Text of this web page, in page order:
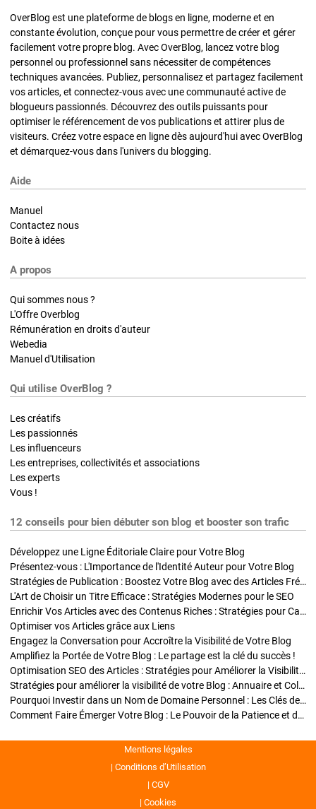
OverBlog est une plateforme de blogs en ligne, moderne et en
constante évolution, conçue pour vous permettre de créer et gérer
facilement votre propre blog. Avec OverBlog, lancez votre blog
personnel ou professionnel sans nécessiter de compétences
techniques avancées. Publiez, personnalisez et partagez facilement
vos articles, et connectez-vous avec une communauté active de
blogueurs passionnés. Découvrez des outils puissants pour
optimiser le référencement de vos publications et attirer plus de
visiteurs. Créez votre espace en ligne dès aujourd'hui avec OverBlog
et démarquez-vous dans l'univers du blogging.
Aide
Manuel
Contactez nous
Boite à idées
A propos
Qui sommes nous ?
L'Offre Overblog
Rémunération en droits d'auteur
Webedia
Manuel d'Utilisation
Qui utilise OverBlog ?
Les créatifs
Les passionnés
Les influenceurs
Les entreprises, collectivités et associations
Les experts
Vous !
12 conseils pour bien débuter son blog et booster son trafic
Développez une Ligne Éditoriale Claire pour Votre Blog
Présentez-vous : L'Importance de l'Identité Auteur pour Votre Blog
Stratégies de Publication : Boostez Votre Blog avec des Articles Fréquents et Exclusifs
L'Art de Choisir un Titre Efficace : Stratégies Modernes pour le SEO
Enrichir Vos Articles avec des Contenus Riches : Stratégies pour Captiver et Optimiser
Optimiser vos Articles grâce aux Liens
Engagez la Conversation pour Accroître la Visibilité de Votre Blog
Amplifiez la Portée de Votre Blog : Le partage est la clé du succès !
Optimisation SEO des Articles : Stratégies pour Améliorer la Visibilité de Votre Blog
Stratégies pour améliorer la visibilité de votre Blog : Annuaire et Collaborations
Pourquoi Investir dans un Nom de Domaine Personnel : Les Clés de la Réussite de Votre Blog
Comment Faire Émerger Votre Blog : Le Pouvoir de la Patience et de la Persévérance
Mentions légales
Conditions d’Utilisation
CGV
Cookies